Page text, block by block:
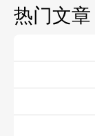
热门文章